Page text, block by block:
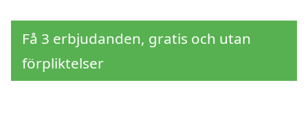
Få 3 erbjudanden, gratis och utan
förpliktelser